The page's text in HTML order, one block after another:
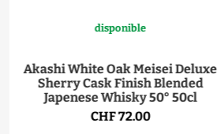
disponible
Akashi White Oak Meisei Deluxe
Sherry Cask Finish Blended
Japenese Whisky 50° 50cl
CHF 72.00